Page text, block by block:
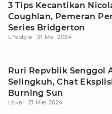
3 Tips Kecantikan
Coughlan, Pemeran
Series Bridgerton
Lifestyle 21 Mei 2024
Ruri Repvblik Senggol
Selingkuh, Chat
Burning Sun
Lokal 21 Mei 2024